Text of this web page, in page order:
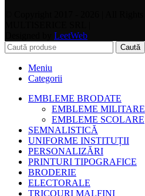
LeetWeb
Caută
Meniu
Categorii
EMBLEME BRODATE
EMBLEME MILITARE
EMBLEME SCOLARE
SEMNALISTICĂ
UNIFORME INSTITUȚII
PERSONALIZĂRI
PRINTURI TIPOGRAFICE
BRODERIE
ELECTORALE
TRICOURI MALFINI